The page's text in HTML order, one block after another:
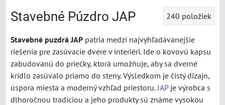
Stavebné Púzdro JAP 240 položiek
Stavebné puzdrá JAP patria medzi najvyhľadávanejšie
riešenia pre zasúvacie dvere v interiéri. Ide o kovovú kapsu
zabudovanú do priečky, ktorá umožňuje, aby sa dverné
krídlo zasúvalo priamo do steny. Výsledkom je čistý dizajn,
úspora miesta a moderný vzhľad priestoru.JAPje výrobca s
dlhoročnou tradíciou a jeho produkty sú známe vysokou